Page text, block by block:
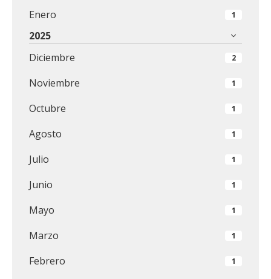
Enero 1
2025
Diciembre
2
Noviembre 1
Octubre 1
Agosto 1
Julio 1
Junio 1
Mayo 1
Marzo 1
Febrero 1